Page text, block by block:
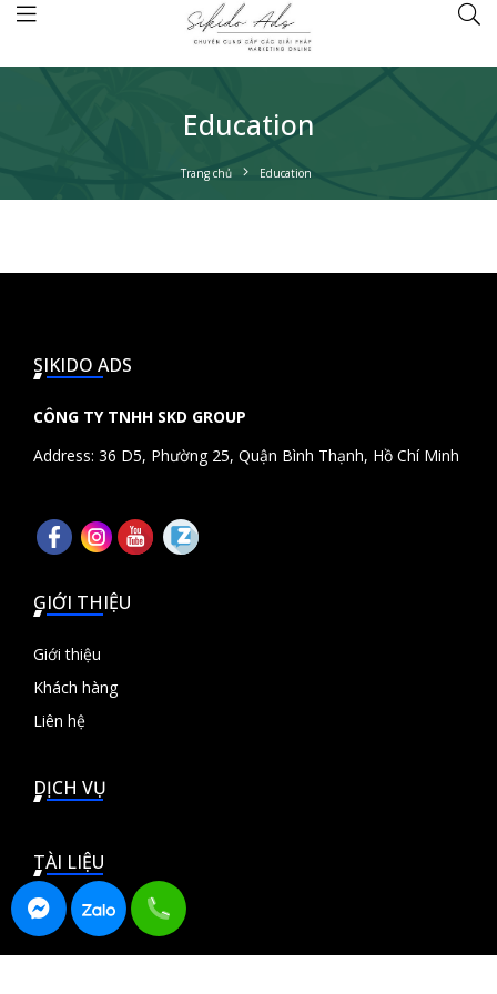
Education
Trang chủ Education
SIKIDO ADS
CÔNG TY TNHH SKD GROUP
Address: 36 D5, Phường 25, Quận Bình Thạnh, Hồ Chí Minh
GIỚI THIỆU
Giới thiệu
Khách hàng
Liên hệ
DỊCH VỤ
TÀI LIỆU